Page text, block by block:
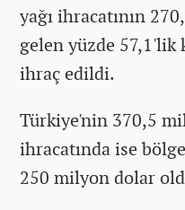
yağı ihracatının
gelen yüzde 57,1'lik
ihraç edildi.
Türkiye'nin 370,5
ihracatında ise
250 milyon dolar